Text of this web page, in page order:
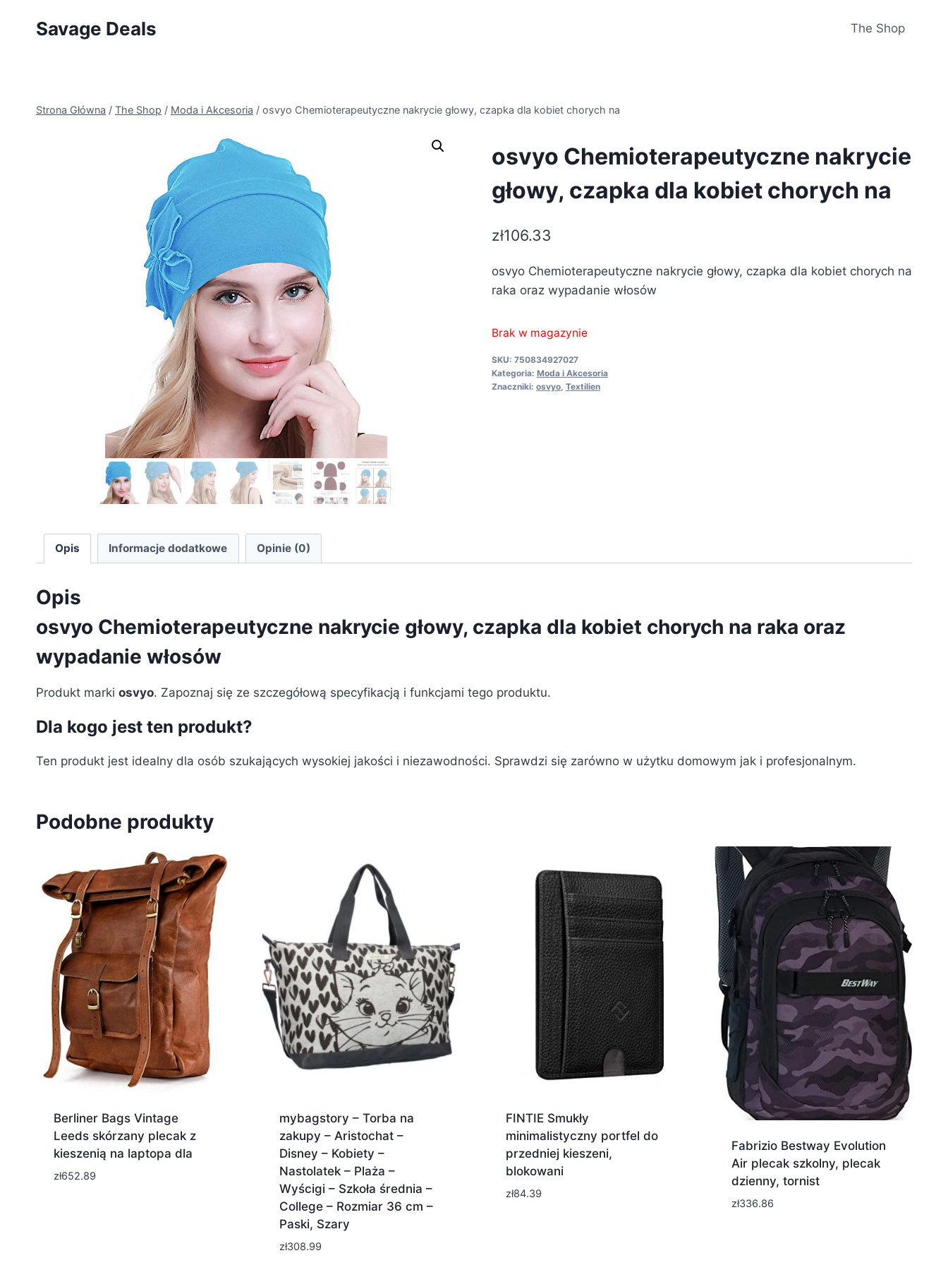
Savage Deals The Shop
Strona Główna / The Shop / Moda i Akcesoria / osvyo Chemioterapeutyczne nakrycie głowy, czapka dla kobiet chorych na
osvyo Chemioterapeutyczne nakrycie
głowy, czapka dla kobiet chorych na
zł106.33
osvyo Chemioterapeutyczne nakrycie głowy, czapka dla kobiet chorych na
raka oraz wypadanie włosów
Brak w magazynie
SKU: 750834927027
Kategoria: Moda i Akcesoria
Znaczniki: osvyo, Textilien
Opis Informacje dodatkowe Opinie (0)
Opis
osvyo Chemioterapeutyczne nakrycie głowy, czapka dla kobiet chorych na raka oraz
wypadanie włosów
Produkt marki osvyo. Zapoznaj się ze szczegółową specyfikacją i funkcjami tego produktu.
Dla kogo jest ten produkt?
Ten produkt jest idealny dla osób szukających wysokiej jakości i niezawodności. Sprawdzi się zarówno w użytku domowym jak i profesjonalnym.
Podobne produkty
Berliner Bags Vintage
Leeds skórzany plecak z
kieszenią na laptopa dla
zł652.89
mybagstory – Torba na
zakupy – Aristochat –
Disney – Kobiety –
Nastolatek – Plaża –
Wyścigi – Szkoła średnia –
College – Rozmiar 36 cm –
Paski, Szary
zł308.99
FINTIE Smukły
minimalistyczny portfel do
przedniej kieszeni,
blokowani
zł84.39
Fabrizio Bestway Evolution
Air plecak szkolny, plecak
dzienny, tornist
zł336.86